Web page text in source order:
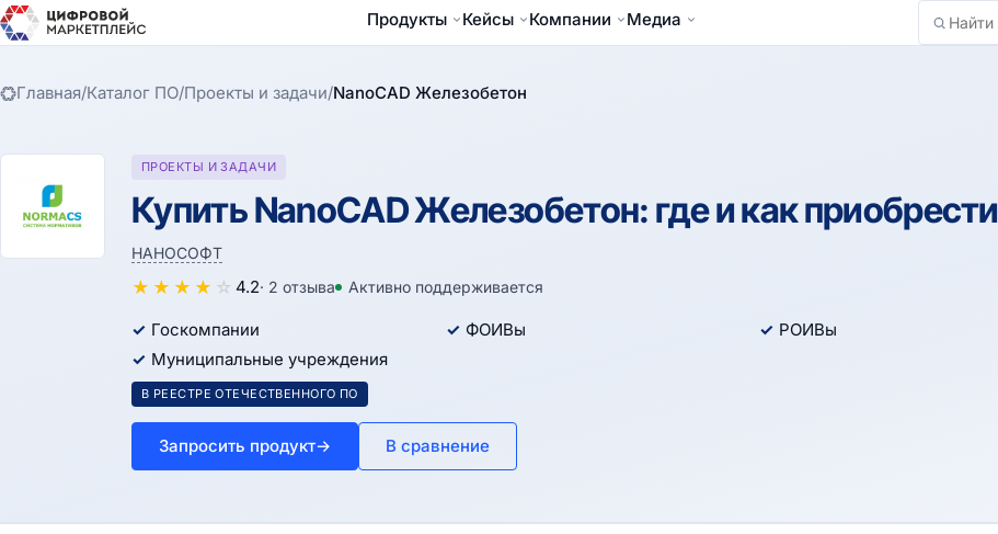
Продукты Кейсы Компании Медиа
Найти
Главная/Каталог ПО/Проекты и задачи/NanoCAD Железобетон
ПРОЕКТЫ И ЗАДАЧИ
Купить NanoCAD Железобетон: где и как приобрести
НАНОСОФТ
★ ★ ★ ★ ☆ 4.2· 2 отзыва Активно поддерживается
Госкомпании ФОИВы
РОИВы
Муниципальные учреждения
В РЕЕСТРЕ ОТЕЧЕСТВЕННОГО ПО
Запросить продукт→ В сравнение